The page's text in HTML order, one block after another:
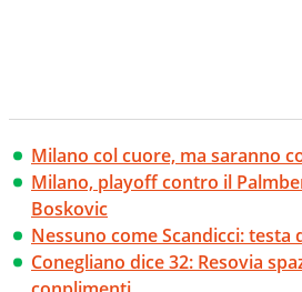
Milano col cuore, ma saranno
Milano, playoff contro il
Boskovic
Nessuno come Scandicci: testa
Conegliano dice 32: Resovia